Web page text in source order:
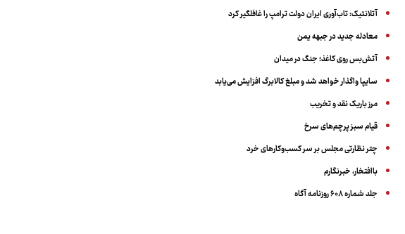
آتلانتیک: تاب‌آوری ایران دولت ترامپ را غافلگیر کرد
معادله جدید در جبهه یمن
آتش‌بس روی کاغذ؛ جنگ در میدان
سایپا واگذار خواهد شد و مبلغ کالابرگ افزایش می‌یابد
مرز باریک نقد و تخریب
قیام سبز پرچم‌های سرخ
چتر نظارتی مجلس بر سر کسب‌وکارهای خرد
باافتخار، خبرنگارم
جلد شماره ۶۰۸ روزنامه آگاه